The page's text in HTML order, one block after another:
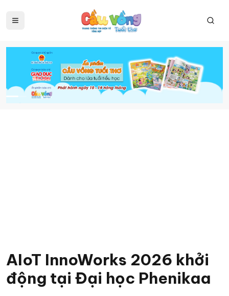
AIoT InnoWorks 2026 khởi
động tại Đại học Phenikaa